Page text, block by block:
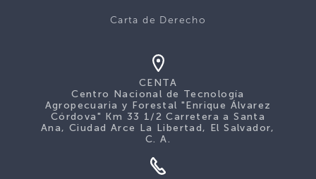
Carta de Derecho
CENTA
Centro Nacional de Tecnología
Agropecuaria y Forestal "Enrique Álvarez
Córdova" Km 33 1/2 Carretera a Santa
Ana, Ciudad Arce La Libertad, El Salvador,
C. A.